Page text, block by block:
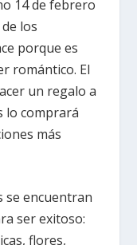
14 de febrero
los
porque es
romántico. El
un regalo a
lo comprará
más
se encuentran
ser exitoso:
flores,